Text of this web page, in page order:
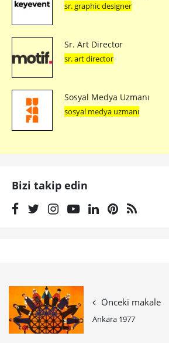
sr. graphic designer
Sr. Art Director
sr. art director
Sosyal Medya Uzmanı
sosyal medya uzmanı
Bizi takip edin
Önceki makale
Ankara 1977